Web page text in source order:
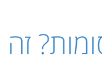
זה